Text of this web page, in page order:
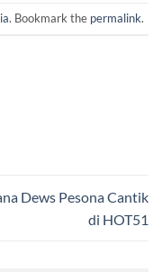
. Bookmark the permalink.
Dews Pesona Cantik
di HOT51